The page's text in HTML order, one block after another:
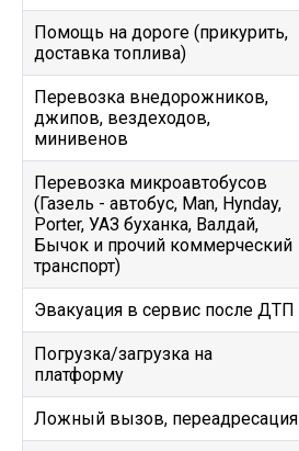
Помощь на дороге (прикурить,
доставка топлива)
Перевозка внедорожников,
джипов, вездеходов,
минивенов
Перевозка микроавтобусов
(Газель - автобус, Man, Hynday,
Porter, УАЗ буханка, Валдай,
Бычок и прочий коммерческий
транспорт)
Эвакуация в сервис после ДТП
Погрузка/загрузка на
платформу
Ложный вызов, переадресация